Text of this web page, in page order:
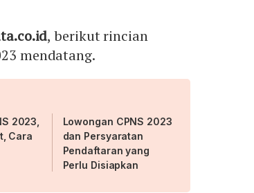
, berikut rincian
mendatang.
2023,
Cara
Lowongan CPNS 2023
dan Persyaratan
Pendaftaran yang
Perlu Disiapkan